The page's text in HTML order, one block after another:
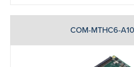
COM-MTHC6-